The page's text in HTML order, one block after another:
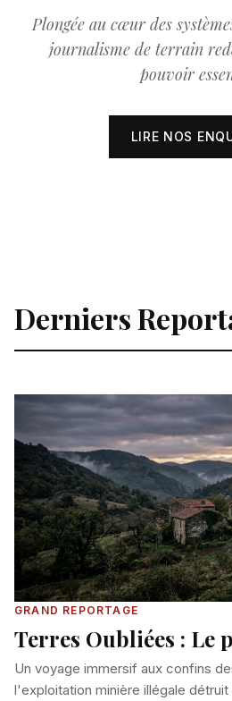
Plongée au cœur des
journalisme de terrain
pouvoir
LIRE NOS
Derniers
GRAND REPORTAGE
Terres Oubliées : Le
Un voyage immersif aux confins
l'exploitation minière illégale